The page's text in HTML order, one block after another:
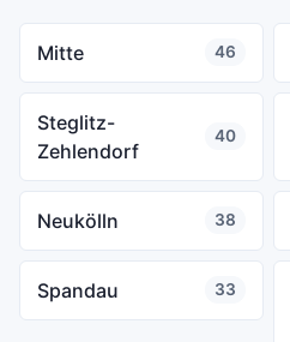
Mitte 46
Steglitz-
Zehlendorf
40
Neukölln 38
Spandau 33